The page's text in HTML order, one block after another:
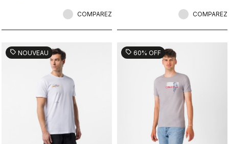
COMPAREZ COMPAREZ
sell NOUVEAU sell 60% OFF